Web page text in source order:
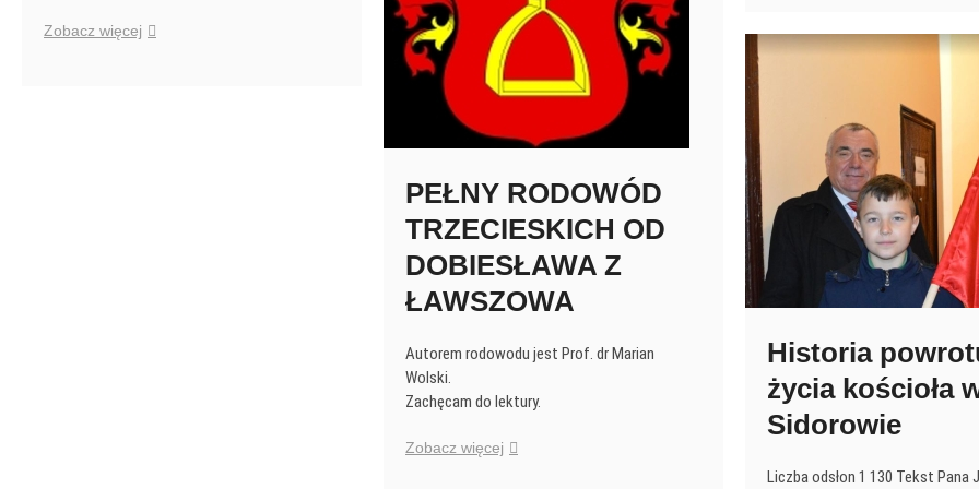
Zobacz więcej Śluby
w
PEŁNY RODOWÓD
TRZECIESKICH OD
DOBIESŁAWA Z
ŁAWSZOWA
Autorem rodowodu jest Prof. dr Marian
Wolski.
Zachęcam do lektury.
Zobacz więcej PEŁNY
Historia
życia kościoła
Sidorowie
Liczba odsłon 1 130 Tekst Pana